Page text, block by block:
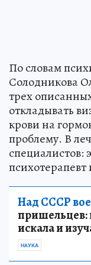
По словам
Солодникова
трех
откладывать
крови на
проблему. В
специалистов:
Над СССР
пришельцев:
искала и
НАУКА